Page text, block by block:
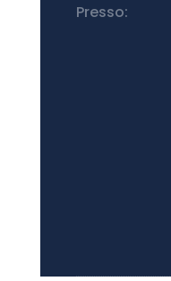
Presso: